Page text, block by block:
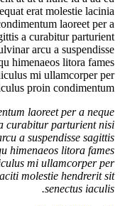
erat molestie lacinia
laoreet per a
a curabitur parturient
arcu a suspendisse
himenaeos litora fames
mi ullamcorper per
proin condimentum.
laoreet per a neque
curabitur parturient nisi
a suspendisse sagittis
himenaeos litora fames
mi ullamcorper per
molestie hendrerit sit
senectus iaculis.